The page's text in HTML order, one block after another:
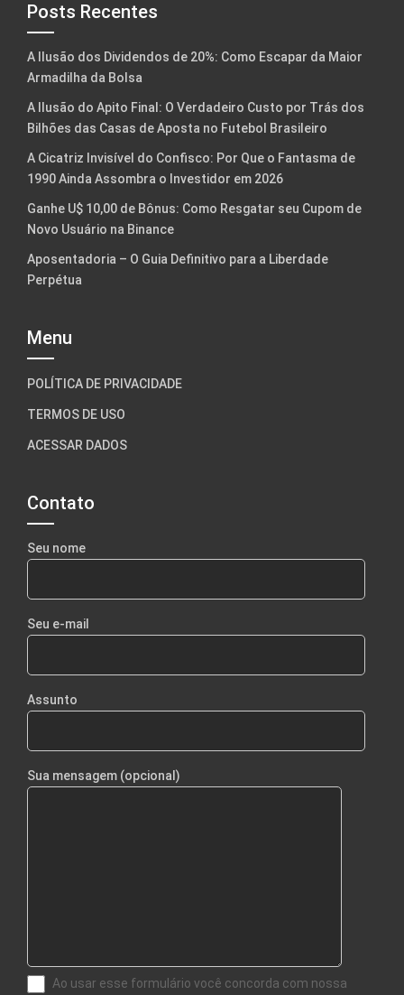
Posts Recentes
A Ilusão dos Dividendos de 20%: Como Escapar da Maior
Armadilha da Bolsa
A Ilusão do Apito Final: O Verdadeiro Custo por Trás dos
Bilhões das Casas de Aposta no Futebol Brasileiro
A Cicatriz Invisível do Confisco: Por Que o Fantasma de
1990 Ainda Assombra o Investidor em 2026
Ganhe U$ 10,00 de Bônus: Como Resgatar seu Cupom de
Novo Usuário na Binance
Aposentadoria – O Guia Definitivo para a Liberdade
Perpétua
Menu
POLÍTICA DE PRIVACIDADE
TERMOS DE USO
ACESSAR DADOS
Contato
Seu nome
Seu e-mail
Assunto
Sua mensagem (opcional)
Ao usar esse formulário você concorda com nossa